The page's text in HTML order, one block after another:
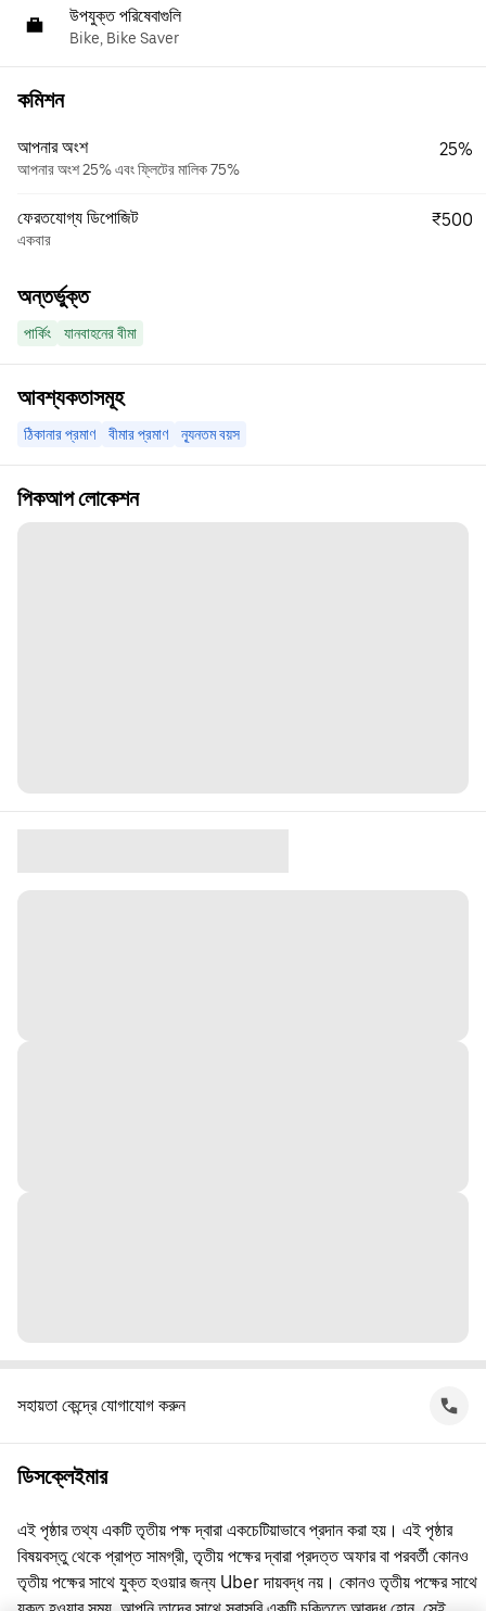
উপযুক্ত পরিষেবাগুলি
Bike, Bike Saver
কমিশন
আপনার অংশ
আপনার অংশ 25% এবং ফ্লিটের মালিক 75%
25%
ফেরতযোগ্য ডিপোজিট
একবার
₹500
অন্তর্ভুক্ত
পার্কিং যানবাহনের বীমা
আবশ্যকতাসমূহ
ঠিকানার প্রমাণ বীমার প্রমাণ ন্যূনতম বয়স
পিকআপ লোকেশন
সহায়তা কেন্দ্রে যোগাযোগ করুন
ডিসক্লেইমার
এই পৃষ্ঠার তথ্য একটি তৃতীয় পক্ষ দ্বারা একচেটিয়াভাবে প্রদান করা হয়। এই পৃষ্ঠার
বিষয়বস্তু থেকে প্রাপ্ত সামগ্রী, তৃতীয় পক্ষের দ্বারা প্রদত্ত অফার বা পরবর্তী কোনও
তৃতীয় পক্ষের সাথে যুক্ত হওয়ার জন্য Uber দায়বদ্ধ নয়। কোনও তৃতীয় পক্ষের সাথে